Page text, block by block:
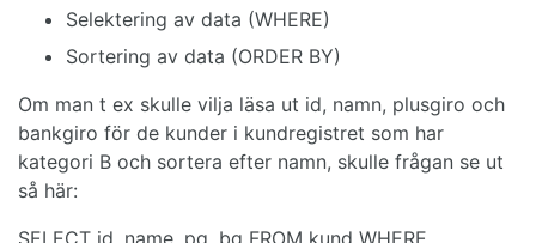
Selektering av data (WHERE)
Sortering av data (ORDER BY)
Om man t ex skulle vilja läsa ut id, namn, plusgiro och
bankgiro för de kunder i kundregistret som har
kategori B och sortera efter namn, skulle frågan se ut
så här: